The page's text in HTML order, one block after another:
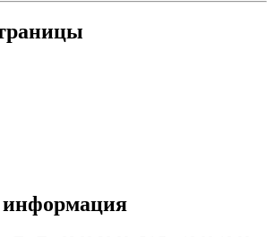
информация